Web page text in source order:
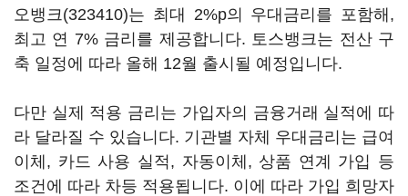
오뱅크(323410)는 최대 2%p의 우대금리를 포함해,
최고 연 7% 금리를 제공합니다. 토스뱅크는 전산 구
축 일정에 따라 올해 12월 출시될 예정입니다.
다만 실제 적용 금리는 가입자의 금융거래 실적에 따
라 달라질 수 있습니다. 기관별 자체 우대금리는 급여
이체, 카드 사용 실적, 자동이체, 상품 연계 가입 등
조건에 따라 차등 적용됩니다. 이에 따라 가입 희망자